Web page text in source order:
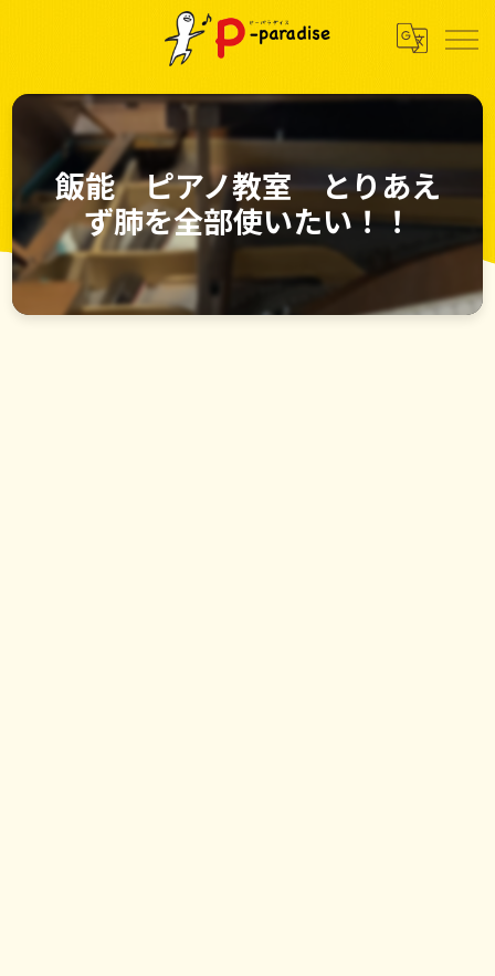
飯能 ピアノ教室 とりあえ
ず肺を全部使いたい！！